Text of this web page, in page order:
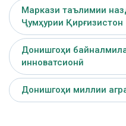
Маркази таълимии
Ҷумҳурии Қирғизистон
Донишгоҳи
инноватсионӣ
Донишгоҳи миллии